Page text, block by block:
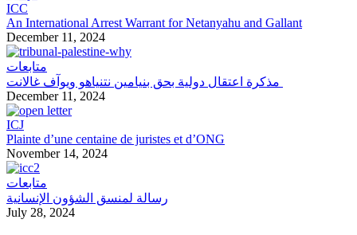
ICC
An International Arrest Warrant for Netanyahu and Gallant
December 11, 2024
متابعات
December 11, 2024
ICJ
Plainte d’une centaine de juristes et d’ONG
November 14, 2024
متابعات
رسالة لمنسق الشؤون الإنسانية
July 28, 2024